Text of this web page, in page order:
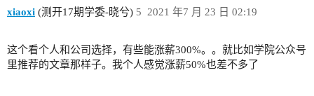
xiaoxi (测开17期学委-晓兮) 2021 年7 月 23 日 02:19
5
这个看个人和公司选择，有些能涨薪300%。。就比如学院公众号
里推荐的文章那样子。我个人感觉涨薪50%也差不多了